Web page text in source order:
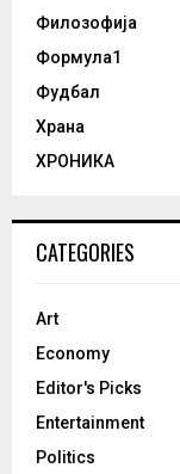
Филозофија
Формула1
Фудбал
Храна
ХРОНИКА
CATEGORIES
Art
Economy
Editor's Picks
Entertainment
Politics